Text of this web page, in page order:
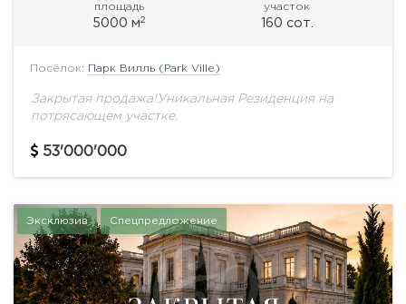
площадь
5000 м2
участок
160 сот.
Посёлок: Парк Вилль (Park Ville)
Закрытая продажа!Уникальная Резиденция на
потрясающем участке.
53'000'000
Эксклюзив Спецпредложение